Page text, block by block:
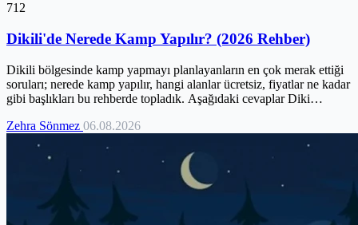
712
Dikili'de Nerede Kamp Yapılır? (2026 Rehber)
Dikili bölgesinde kamp yapmayı planlayanların en çok merak ettiği
soruları; nerede kamp yapılır, hangi alanlar ücretsiz, fiyatlar ne kadar
gibi başlıkları bu rehberde topladık. Aşağıdaki cevaplar Diki…
Zehra Sönmez 06.08.2026